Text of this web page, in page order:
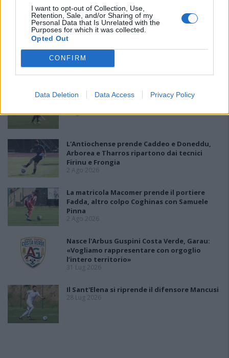
I want to opt-out of Collection, Use,
Retention, Sale, and/or Sharing of my
Personal Data that Is Unrelated with the
Purposes for which it was collected.
Opted Out
CONFIRM
Data Deletion Data Access Privacy Policy
Serra, tripletta Cus Cagliari con Piroddi,
Angiargia e Nenna
5 Ago 2026
Scanu, al Macomer arriva Bonfigli
L'Atletico Cagliari di Saba prende Sanna,
4 Ago 2026
L'Antiochense prende Caddeo e Doneddu,
Arborea e Tharros ripartono dai tecnici
Firinu e Frongia
2 Ago 2026
La matricola Macomer prende il portiere
Fadda, altro colpo Coghinas con Samuele
Pinna
2 Ago 2026
Nasce l'Arbus Guspini Costa Verde, Garau:
«Vogliamo rappresentare con orgoglio
l’intero territorio»
31 Lug 2026
Il Sant'Elena si riprende il difensore Mancusi
28 Lug 2026